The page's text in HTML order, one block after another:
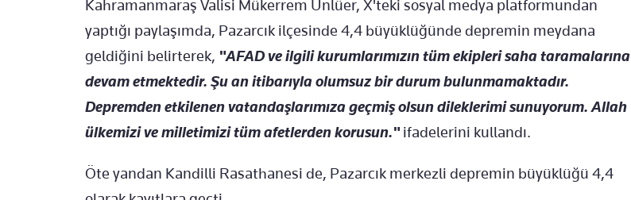
Kahramanmaraş Valisi Mükerrem Ünlüer, X'teki sosyal medya platformundan
yaptığı paylaşımda, Pazarcık ilçesinde 4,4 büyüklüğünde depremin meydana
geldiğini belirterek, "AFAD ve ilgili kurumlarımızın tüm ekipleri saha taramalarına
devam etmektedir. Şu an itibarıyla​​​​​​​ olumsuz bir durum bulunmamaktadır.
Depremden etkilenen vatandaşlarımıza geçmiş olsun dileklerimi sunuyorum. Allah
ülkemizi ve milletimizi tüm afetlerden korusun." ifadelerini kullandı.
Öte yandan Kandilli Rasathanesi de, Pazarcık merkezli depremin büyüklüğü 4,4